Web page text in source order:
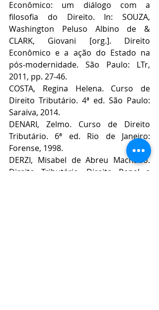
Econômico: um diálogo com a
filosofia do Direito. In: SOUZA,
Washington Peluso Albino de &
CLARK, Giovani [org.]. Direito
Econômico e a ação do Estado na
pós-modernidade. São Paulo: LTr,
2011, pp. 27-46.
COSTA, Regina Helena. Curso de
Direito Tributário. 4ª ed. São Paulo:
Saraiva, 2014.
DENARI, Zelmo. Curso de Direito
Tributário. 6ª ed. Rio de Janeiro:
Forense, 1998.
DERZI, Misabel de Abreu Machado.
Direito Tributário, Direito Penal e